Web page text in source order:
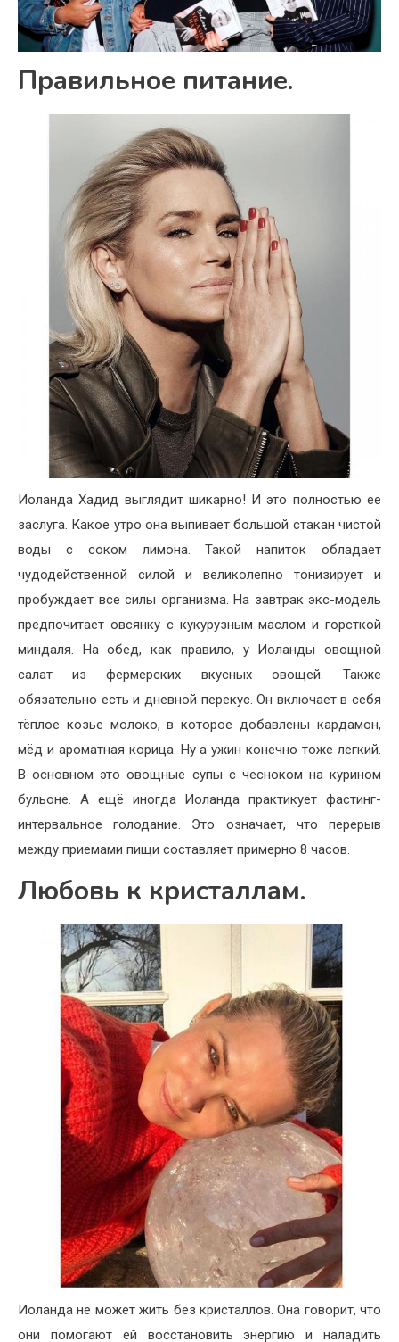
Правильное питание.
Иоланда Хадид выглядит шикарно! И это полностью ее
заслуга. Какое утро она выпивает большой стакан чистой
воды с соком лимона. Такой напиток обладает
чудодейственной силой и великолепно тонизирует и
пробуждает все силы организма. На завтрак экс-модель
предпочитает овсянку с кукурузным маслом и горсткой
миндаля. На обед, как правило, у Иоланды овощной
салат из фермерских вкусных овощей. Также
обязательно есть и дневной перекус. Он включает в себя
тёплое козье молоко, в которое добавлены кардамон,
мёд и ароматная корица. Ну а ужин конечно тоже легкий.
В основном это овощные супы с чесноком на курином
бульоне. А ещё иногда Иоланда практикует фастинг-
интервальное голодание. Это означает, что перерыв
между приемами пищи составляет примерно 8 часов.
Любовь к кристаллам.
Иоланда не может жить без кристаллов. Она говорит, что
они помогают ей восстановить энергию и наладить